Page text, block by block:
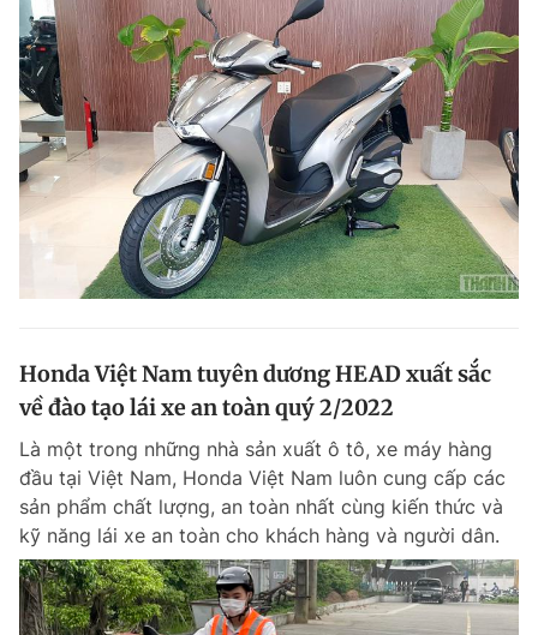
Honda Việt Nam tuyên dương HEAD xuất sắc
về đào tạo lái xe an toàn quý 2/2022
Là một trong những nhà sản xuất ô tô, xe máy hàng
đầu tại Việt Nam, Honda Việt Nam luôn cung cấp các
sản phẩm chất lượng, an toàn nhất cùng kiến thức và
kỹ năng lái xe an toàn cho khách hàng và người dân.